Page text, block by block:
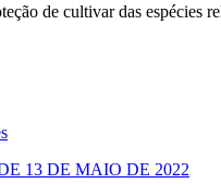
de cultivar das espécies
13 DE MAIO DE 2022